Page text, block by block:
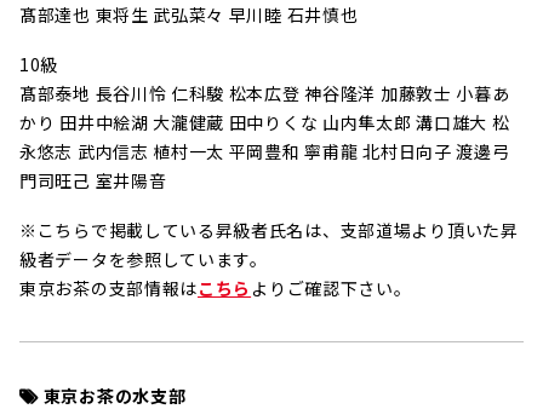
髙部達也 東将生 武弘菜々 早川睦 石井慎也
10級
髙部泰地 長谷川怜 仁科駿 松本広登 神谷隆洋 加藤敦士 小暮あ
かり 田井中絵湖 大瀧健蔵 田中りくな 山内隼太郎 溝口雄大 松
永悠志 武内信志 植村一太 平岡豊和 寧甫龍 北村日向子 渡邊弓
門司旺己 室井陽音
※こちらで掲載している昇級者氏名は、支部道場より頂いた昇
級者データを参照しています。
東京お茶の支部情報はこちら よりご確認下さい。
東京お茶の水支部